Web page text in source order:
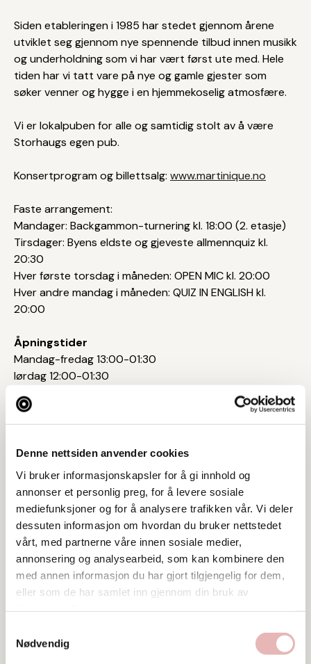
Denne nettsiden anvender cookies
Vi bruker informasjonskapsler for å gi innhold og
annonser et personlig preg, for å levere sosiale
mediefunksjoner og for å analysere trafikken vår. Vi deler
dessuten informasjon om hvordan du bruker nettstedet
vårt, med partnerne våre innen sosiale medier,
annonsering og analysearbeid, som kan kombinere den
med annen informasjon du har gjort tilgjengelig for dem,
eller som de har samlet inn gjennom din bruk av
Nødvendig
Siden etableringen i 1985 har stedet gjennom årene
utviklet seg gjennom nye spennende tilbud innen musikk
og underholdning som vi har vært først ute med. Hele
tiden har vi tatt vare på nye og gamle gjester som
søker venner og hygge i en hjemmekoselig atmosfære.
Vi er lokalpuben for alle og samtidig stolt av å være
Storhaugs egen pub.
Konsertprogram og billettsalg: www.martinique.no
Faste arrangement:
Mandager: Backgammon-turnering kl. 18:00 (2. etasje)
Tirsdager: Byens eldste og gjeveste allmennquiz kl.
20:30
Hver første torsdag i måneden: OPEN MIC kl. 20:00
Hver andre mandag i måneden: QUIZ IN ENGLISH kl.
20:00
Åpningstider
Mandag-fredag 13:00-01:30
lørdag 12:00-01:30
søndag 13:00-01:30
Postadresse
Nytorget 14, 4013 STAVANGER
Web
Besøk nettside
Ta kontakt
kontakt@martinique.no